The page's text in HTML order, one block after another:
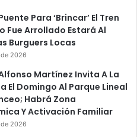
Para ‘Brincar’ El Tren
Fue Arrollado Estará Al
Burguers Locas
2026
Martínez Invita A La
El Domingo Al Parque Lineal
Habrá Zona
Y Activación Familiar
2026